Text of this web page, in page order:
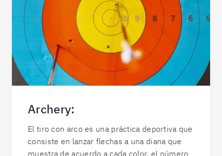
Archery:
El tiro con arco es una práctica deportiva que
consiste en lanzar flechas a una diana que
muestra de acuerdo a cada color, el número